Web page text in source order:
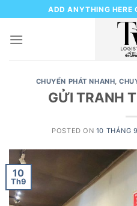
to
content
ADD ANYTHING HERE
CHUYỂN PHÁT NHANH,
GỬI TRANH
POSTED ON 10 THÁNG
10
Th9